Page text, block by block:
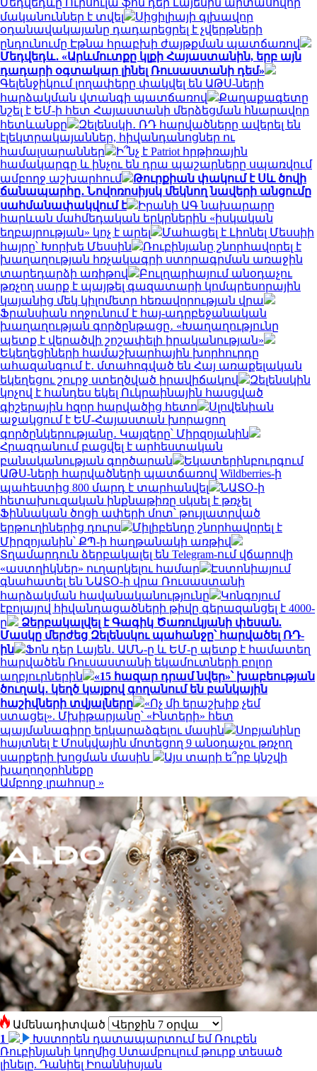
մականուններ է տվել
Սիցիլիայի գլխավոր
օդանավակայանը դադարեցրել է չվերթների
ընդունումը Էթնա հրաբխի ժայթքման պատճառով
Մեդվեդև․ «Արևմուտքը կլքի Հայաստանին, երբ այն
դադարի օգտակար լինել Ռուսաստանի դեմ»
Գելենջիկում լողափերը փակվել են ԱԹՍ-ների
հարձակման վտանգի պատճառով
Քաղաքագետը
նշել է ԵՄ-ի հետ Հայաստանի մերձեցման հնարավոր
հետևանքը
Զելենսկի․ ՌԴ հարվածները ավերել են
էլեկտրակայաններ, հիվանդանոցներ ու
համալսարաններ
Ի՞նչ է Patriot հրթիռային
համակարգը և ինչու են դրա պաշարները սպառվում
ամբողջ աշխարհում
Թուրքիան փակում է Սև ծովի
ճանապարհը․ Նովոռոսիյսկ մեկնող նավերի անցումը
սահմանափակվում է
Իրանի ԱԳ նախարարը
հարևան մահմեդական երկրներին «իսկական
եղբայրության» կոչ է արել
Մահացել է Լիոնել Մեսսիի
հայրը՝ Խորխե Մեսսին
Ռուբինյանը շնորհավորել է
խաղաղության հռչակագրի ստորագրման առաջին
տարեդարձի առիթով
Բուլղարիայում անօդաչու
թռչող սարք է պայթել գազատարի կոմպրեսորային
կայանից մեկ կիլոմետր հեռավորության վրա
Ֆրանսիան ողջունում է հայ-ադրբեջանական
խաղաղության գործընթացը․ «Խաղաղությունը
պետք է վերածվի շոշափելի իրականության»
Եկեղեցիների համաշխարհային խորհուրդը
ահազանգում է․ մտահոգված են Հայ առաքելական
եկեղեցու շուրջ ստեղծված իրավիճակով
Զելենսկին
կոչով է հանդես եկել Ուկրաինային հասցված
գիշերային հզոր հարվածից հետո
Սլովենիան
աջակցում է ԵՄ-Հայաստան խորացող
գործընկերությանը․ Կայզերը՝ Միրզոյանին
Հրազդանում բացվել է արհեստական
բանականության գործարան
Եկատերինբուրգում
ԱԹՍ-ների հարվածների պատճառով Wildberries-ի
պահեստից 800 մարդ է տարհանվել
ՆԱՏՕ-ի
հետախուզական ինքնաթիռը սկսել է թռչել
Ֆիննական ծոցի ափերի մոտ՝ թույլատրված
երթուղիներից դուրս
Միլիբենդը շնորհավորել է
Միրզոյանին՝ ՔՊ-ի հաղթանակի առթիվ
Տղամարդուն ձերբակալել են Telegram-ում վճարովի
«աստղիկներ» ուղարկելու համար
Էստոնիայում
գնահատել են ՆԱՏՕ-ի վրա Ռուսաստանի
հարձակման հավանականությունը
Կոնգոյում
էբոլայով հիվանդացածների թիվը գերազանցել է 4000-
ը
Ձերբակալվել է Գագիկ Ծառուկյանի փեսան.
Մասկը մերժեց Զելենսկու պահանջը՝ հարվածել ՌԴ-
ին
Ֆոն դեր Լայեն․ ԱՄՆ-ը և ԵՄ-ը պետք է համատեղ
հարվածեն Ռուսաստանի եկամուտների բոլոր
աղբյուրներին
«15 հազար դրամ նվեր»՝ խաբեության
ծուղակ․ կեղծ կայքով գողանում են բանկային
հաշիվների տվյալները
«Ոչ մի երաշխիք չեմ
ստացել». Մխիթարյանը՝ «Ինտերի» հետ
պայմանագիրը երկարաձգելու մասին
Սոբյանինը
հայտնել է Մոսկվային մոտեցող 9 անօդաչու թռչող
սարքերի խոցման մասին
Այս տարի ե՞րբ կնշվի
խաղողօրհնեքը
Ամբողջ լրահոսը »
Ամենադիտված
1
Խստորեն դատապարտում եմ Ռուբեն
Ռուբինյանի կողմից Ստամբուլում թուրք տեսած
լինելը. Դանիել Իոաննիսյան